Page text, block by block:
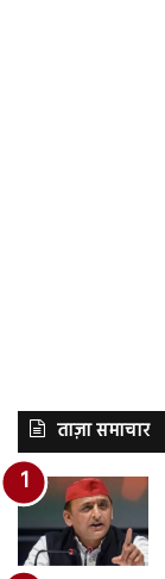
ताज़ा समाचार